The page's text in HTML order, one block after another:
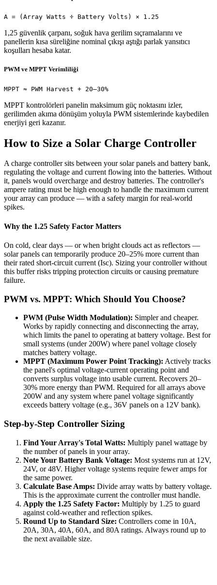
A = (Array Watts ÷ Battery Volts) × 1.25
1,25 güvenlik çarpanı, soğuk hava gerilim sıçramalarını ve
panellerin kısa süreliğine nominal çıkışı aştığı parlak yansıtıcı
koşulları hesaba katar.
PWM ve MPPT Verimliliği
MPPT ≈ PWM Harvest + 20–30%
MPPT kontrolörleri panelin maksimum güç noktasını izler,
gerilimden akıma dönüşüm yoluyla PWM sistemlerinde kaybedilen
enerjiyi geri kazanır.
How to Size a Solar Charge Controller
A charge controller sits between your solar panels and battery bank,
regulating the voltage and current flowing into the batteries. Without
it, panels would overcharge and destroy batteries. The controller's
ampere rating must be high enough to handle the maximum current
your array can produce — with a safety margin for real-world
spikes.
Why the 1.25 Safety Factor Matters
On cold, clear days — or when bright clouds act as reflectors —
solar panels can temporarily produce 20–25% more current than
their rated short-circuit current (Isc). Sizing your controller without
this buffer risks tripping protection circuits or causing premature
failure.
PWM vs. MPPT: Which Should You Choose?
PWM (Pulse Width Modulation): Simpler and cheaper.
Works by rapidly connecting and disconnecting the array,
which limits the panel to operating at battery voltage. Best for
small systems (under 200W) where panel voltage closely
matches battery voltage.
MPPT (Maximum Power Point Tracking): Actively tracks
the panel's optimal voltage-current operating point and
converts surplus voltage into usable current. Recovers 20–
30% more energy than PWM. Required for all arrays above
200W and any system where panel voltage significantly
exceeds battery voltage (e.g., 36V panels on a 12V bank).
Step-by-Step Controller Sizing
Find Your Array's Total Watts: Multiply panel wattage by
the number of panels in your array.
Note Your Battery Bank Voltage: Most systems run at 12V,
24V, or 48V. Higher voltage systems require fewer amps for
the same power.
Calculate Base Amps: Divide array watts by battery voltage.
This is the approximate current the controller must handle.
Apply the 1.25 Safety Factor: Multiply by 1.25 to guard
against cold-weather and reflection spikes.
Round Up to Standard Size: Controllers come in 10A,
20A, 30A, 40A, 60A, and 80A ratings. Always round up to
the next available size.